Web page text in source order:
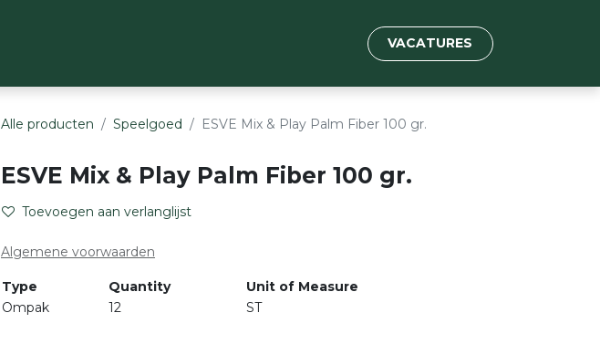
VACATURES
Alle producten Speelgoed ESVE Mix & Play Palm Fiber 100 gr.
ESVE Mix & Play Palm Fiber 100 gr.
Toevoegen aan verlanglijst
Algemene voorwaarden
Type Quantity
Unit of Measure
Ompak
12 ST